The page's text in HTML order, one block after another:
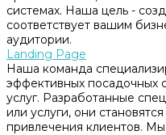
системах. Наша цель -
соответствует вашим
аудитории.
Landing Page
Наша команда
эффективных посадочных
услуг. Разработанные
или услуги, они
привлечения клиентов.